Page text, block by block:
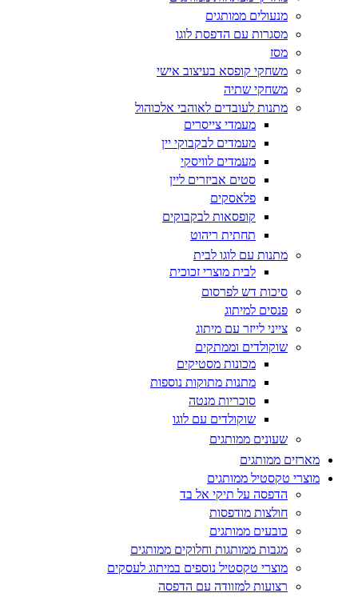
מנעולים ממותגים
מסגרות עם הדפסת לוגו
מסז
משחקי קופסא בעיצוב אישי
משחקי שתיה
מתנות לעובדים לאוהבי אלכוהול
מעמדי צייסרים
מעמדים לבקבוקי יין
מעמדים לוויסקי
סטים אביזרים ליין
פלאסקים
קופסאות לבקבוקים
תחתית ריהוט
מתנות עם לוגו לבית
לבית מוצרי זכוכית
סיכות דש לפרסום
פנסים למיתוג
צייני לייזר עם מיתוג
שוקולדים וממתקים
מכונות מסטיקים
מתנות מתוקות נוספות
סוכריות מנטה
שוקולדים עם לוגו
שעונים ממותגים
מארזים ממותגים
מוצרי טקסטיל ממותגים
הדפסה על תיקי אל בד
חולצות מודפסות
כובעים ממותגים
מגבות ממותגות וחלוקים ממותגים
מוצרי טקסטיל נוספים במיתוג לעסקים
רצועות למזוודה עם הדפסה